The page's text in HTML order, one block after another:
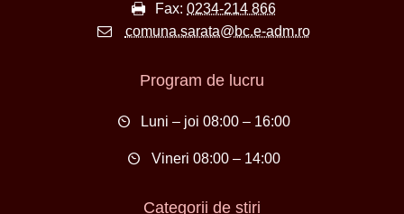
Fax: 0234-214 866
comuna.sarata@bc.e-adm.ro
Program de lucru
Luni – joi 08:00 – 16:00
Vineri 08:00 – 14:00
Categorii de știri